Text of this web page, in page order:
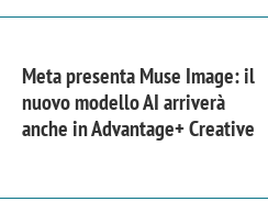
Meta presenta Muse Image: il
nuovo modello AI arriverà
anche in Advantage+ Creative